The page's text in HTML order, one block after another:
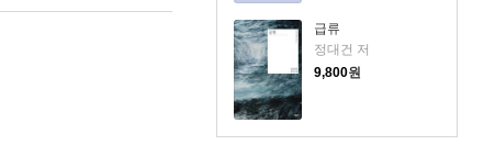
급류
정대건 저
9,800원